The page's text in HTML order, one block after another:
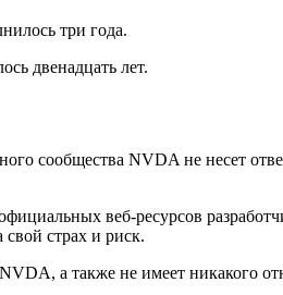
три года.
двенадцать лет.
сообщества NVDA не несет
веб-ресурсов
страх и риск.
а также не имеет никакого